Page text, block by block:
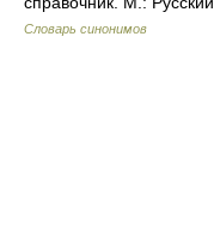
Словарь синонимов